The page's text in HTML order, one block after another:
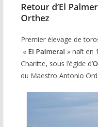
Retour d’El
Orthez
Premier élevage de
« El Palmeral » naît en
Charitte, sous l’égide d’
du Maestro Antonio